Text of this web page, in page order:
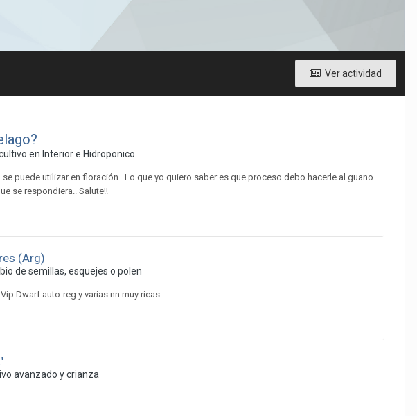
Ver actividad
en Interior e Hidroponico
puede utilizar en floración.. Lo que yo quiero saber es que proceso debo hacerle al guano
se respondiera.. Salute!!
(Arg)
de semillas, esquejes o polen
Dwarf auto-reg y varias nn muy ricas..
avanzado y crianza